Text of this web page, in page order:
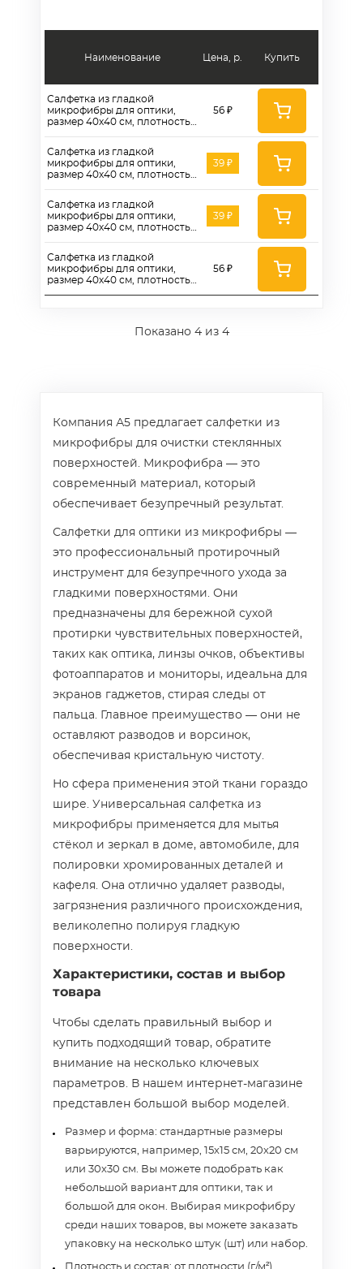
Наименование
Салфетка из гладкой
микрофибры для оптики,
размер 40х40 см, плотность
Салфетка из гладкой
микрофибры для оптики,
размер 40х40 см, плотность
Салфетка из гладкой
микрофибры для оптики,
размер 40х40 см, плотность
Салфетка из гладкой
микрофибры для оптики,
размер 40х40 см, плотность
Цена, р.
56 ₽
39 ₽
39 ₽
56 ₽
Купить
Показано 4из 4
Компания А5 предлагает салфетки из
микрофибры для очистки стеклянных
поверхностей. Микрофибра — это
современный материал, который
обеспечивает безупречный результат.
Салфетки для оптики из микрофибры —
это профессиональный протирочный
инструмент для безупречного ухода за
гладкими поверхностями. Они
предназначены для бережной сухой
протирки чувствительных поверхностей,
таких как оптика, линзы очков, объективы
фотоаппаратов и мониторы, идеальна для
экранов гаджетов, стирая следы от
пальца. Главное преимущество — они не
оставляют разводов и ворсинок,
обеспечивая кристальную чистоту.
Но сфера применения этой ткани гораздо
шире. Универсальная салфетка из
микрофибры применяется для мытья
стёкол и зеркал в доме, автомобиле, для
полировки хромированных деталей и
кафеля. Она отлично удаляет разводы,
загрязнения различного происхождения,
великолепно полируя гладкую
поверхности.
Характеристики, состав и выбор
товара
Чтобы сделать правильный выбор и
купить подходящий товар, обратите
внимание на несколько ключевых
параметров. В нашем интернет-магазине
представлен большой выбор моделей.
Размер и форма: стандартные размеры
варьируются, например, 15х15 см, 20х20 см
или 30х30 см. Вы можете подобрать как
небольшой вариант для оптики, так и
большой для окон. Выбирая микрофибру
среди наших товаров, вы можете заказать
упаковку на несколько штук (шт) или набор.